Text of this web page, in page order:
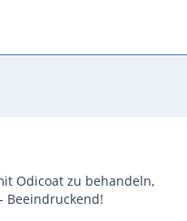
Odicoat zu behandeln,
Beeindruckend!